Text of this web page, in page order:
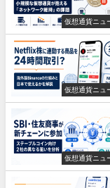
仮想通貨ニュ
仮想通貨ニュ
仮想通貨ニュ